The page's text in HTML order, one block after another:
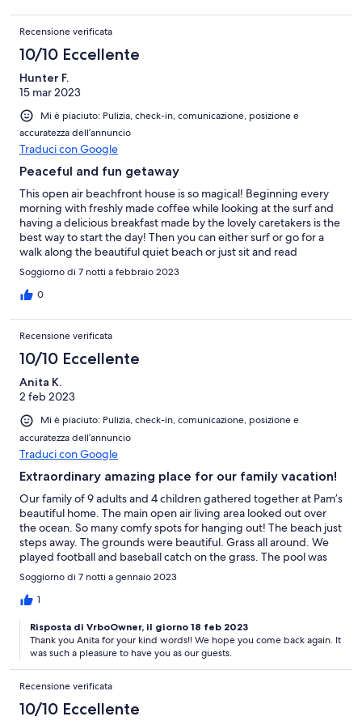
get anything done. We opted for our meals being prepared for
us. There is no a better tamale on earth, (chicken, green chili).
Fresh fish tacos, tortillas, mole, chile relleno, chilaquiles, fresh
tortillas, best food ever. And all made with pride. It is private and
safe and lovely. A place to be together. Ten out of ten. A
Recensione verificata
10/10 Eccellente
Hunter F.
15 mar 2023
Mi è piaciuto: Pulizia, check-in, comunicazione, posizione e
accuratezza dell’annuncio
Traduci con Google
Peaceful and fun getaway
This open air beachfront house is so magical! Beginning every
morning with freshly made coffee while looking at the surf and
having a delicious breakfast made by the lovely caretakers is the
best way to start the day! Then you can either surf or go for a
walk along the beautiful quiet beach or just sit and read
alongside the large and very clean pool or have an activity
organized for you like yoga or a trip into Troncones for some fun
and shopping by Pam's wonderful staff. Come home later for an
conditioned room there are 4 of those on the property - very
comfortable beds, nice linens and clean and bright with lovely
large bathrooms. The property itself is right on a peaceful
stretch of beach with a large grassy area surrounding the home
if the kids want to play and lots of gorgeous spots to sit and
relax or play board games and have fun with friends and family.
The others I was with raved about the surfing to be done right in
front of the house! Pam and her staff are very communicative
and helpful with any questions you may have about the home,
activities, food, airport - anything so you will feel comfortable
and happy and at peace in this beautiful getaway!!
Soggiorno di 7 notti a febbraio 2023
0
Recensione verificata
10/10 Eccellente
Anita K.
2 feb 2023
Mi è piaciuto: Pulizia, check-in, comunicazione, posizione e
accuratezza dell’annuncio
Traduci con Google
Extraordinary amazing place for our family vacation!
Our family of 9 adults and 4 children gathered together at Pam’s
beautiful home. The main open air living area looked out over
the ocean. So many comfy spots for hanging out! The beach just
steps away. The grounds were beautiful. Grass all around. We
played football and baseball catch on the grass. The pool was
nice and big and we spent a lot of time swimming. There’s a
shallow spot on one end and a shallow edge all along long one
side of pool. My son surfs and the surfing right in front of the
surfing and boogie board surfing was so much fun too. My
husband and I slept up in the loft area under netting and I fell
asleep to the roaring ocean every night. Beds were very comfy.
The full bathroom in loft was a wonderful plus. The little casita
next to the main house fit my daughter and husband and 3 kids.
The side couches were perfect beds for them (ages 10, 8, 7).
And I liked how close it was to the main house. The other 3
Soggiorno di 7 notti a gennaio 2023
1
Risposta di VrboOwner, il giorno 18 feb 2023
Thank you Anita for your kind words!! We hope you come back again. It
was such a pleasure to have you as our guests.
Recensione verificata
10/10 Eccellente